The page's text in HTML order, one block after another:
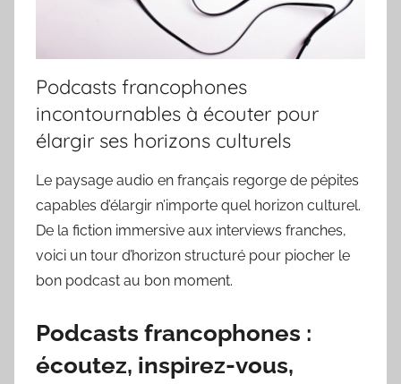
Podcasts francophones
incontournables à écouter pour
élargir ses horizons culturels
Le paysage audio en français regorge de pépites
capables d’élargir n’importe quel horizon culturel.
De la fiction immersive aux interviews franches,
voici un tour d’horizon structuré pour piocher le
bon podcast au bon moment.
Podcasts francophones :
écoutez, inspirez-vous,